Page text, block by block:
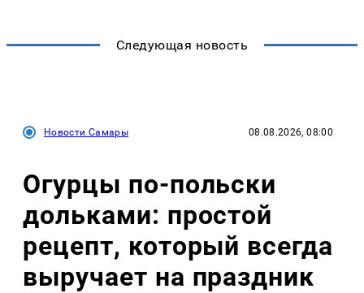
Следующая новость
Новости Самары 08.08.2026, 08:00
Огурцы по‑польски
дольками: простой
рецепт, который всегда
выручает на праздник